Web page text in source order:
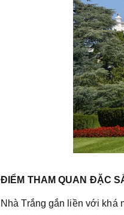
ĐIỂM THAM QUAN ĐẶC
Nhà Trắng gắn liền với khá